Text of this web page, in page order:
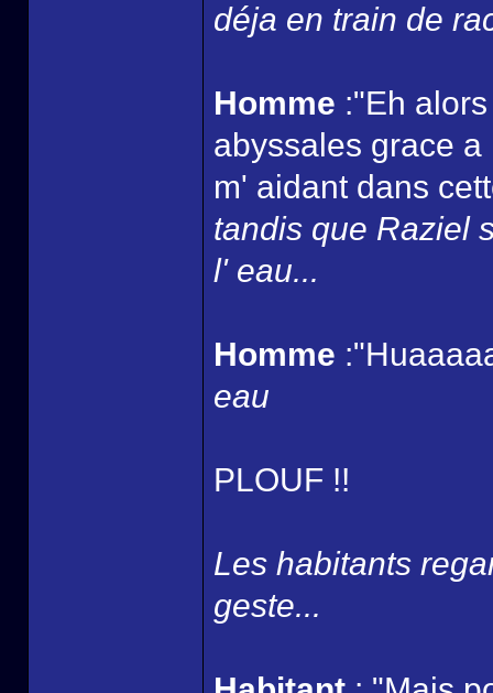
déja en train de
Homme :"Eh
abyssales grace
m' aidant dans
tandis que Raziel
l' eau...
Homme
eau
PLOUF !!
Les habitants
geste...